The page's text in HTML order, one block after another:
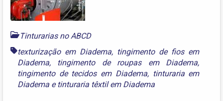
Tinturarias no ABCD
texturização em Diadema, tingimento de fios em
Diadema, tingimento de roupas em Diadema,
tingimento de tecidos em Diadema, tinturaria em
Diadema e tinturaria têxtil em Diadema